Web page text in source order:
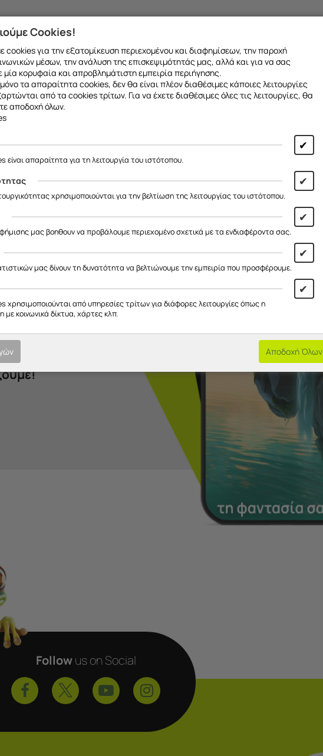
τόσο
μια
σου. Εσύ
Followus on Social
Cookies!
cookies για την εξατομίκευση περιεχομένου και διαφημίσεων, την παροχή
μέσων, την ανάλυση της επισκεψιμότητάς μας, αλλά και για να σας
κορυφαία και απροβλημάτιστη εμπειρία περιήγησης.
τα απαραίτητα cookies, δεν θα είναι πλέον διαθέσιμες κάποιες λειτουργίες
από τα cookies τρίτων. Για να έχετε διαθέσιμες όλες τις λειτουργίες, θα
αποδοχή όλων.
✔
είναι απαραίτητα για τη λειτουργία του ιστότοπου.
✔
χρησιμοποιούνται για την βελτίωση της λειτουργίας του ιστότοπου.
✔
μας βοηθουν να προβάλουμε περιεχομένο σχετικά με τα ενδιαφέροντα σας.
✔
μας δίνουν τη δυνατότητα να βελτιώνουμε την εμπειρία που προσφέρουμε.
✔
χρησιμοποιούνται από υπηρεσίες τρίτων για διάφορες λειτουργίες όπως η
με κοινωνικά δίκτυα, χάρτες κλπ.
Αποδοχή Όλων